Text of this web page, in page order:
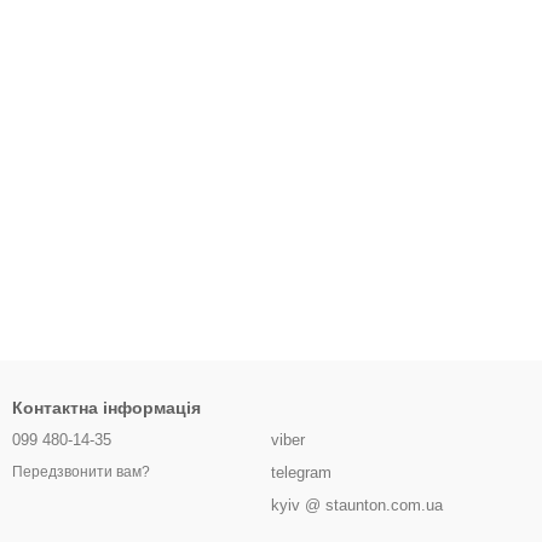
Контактна інформація
099 480-14-35
Передзвонити вам?
viber
telegram
kyiv @ staunton.com.ua